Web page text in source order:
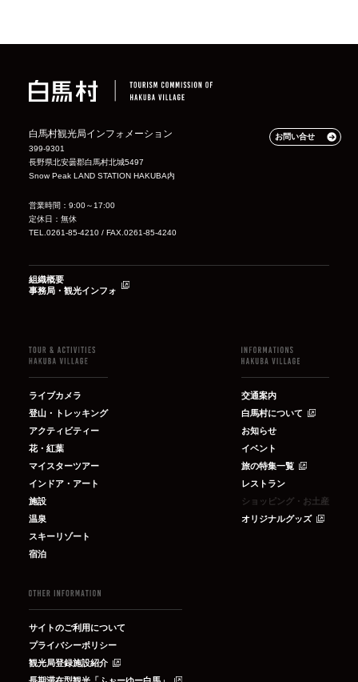
白馬村観光局インフォメーション
399-9301
長野県北安曇郡白馬村北城5497
Snow Peak LAND STATION HAKUBA内
営業時間：9:00～17:00
定休日：無休
TEL.0261-85-4210 / FAX.0261-85-4240
お問い合せ
組織概要
事務局・観光インフォ
ライブカメラ
登山・トレッキング
アクティビティー
花・紅葉
マイスターツアー
インドア・アート
施設
温泉
スキーリゾート
宿泊
交通案内
白馬村について
お知らせ
イベント
旅の特集一覧
レストラン
ショッピング・お土産
オリジナルグッズ
サイトのご利用について
プライバシーポリシー
観光局登録施設紹介